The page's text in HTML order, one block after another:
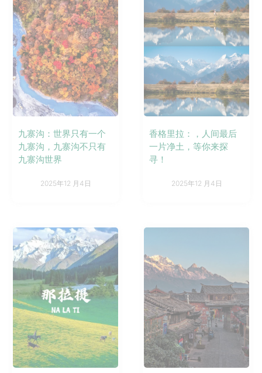
九寨沟：世界只有一个
九寨沟，九寨沟不只有
九寨沟世界
2025年12 月4日
香格里拉：，人间最后
一片净土，等你来探
寻！
2025年12 月4日